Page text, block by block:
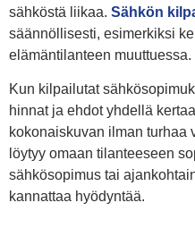
sähköstä liikaa. Sähkön
säännöllisesti, esimerkiksi
elämäntilanteen muuttuessa.
Kun kilpailutat
hinnat ja ehdot yhdellä
kokonaiskuvan ilman turhaa
löytyy omaan tilanteeseen
sähkösopimus tai
kannattaa hyödyntää.